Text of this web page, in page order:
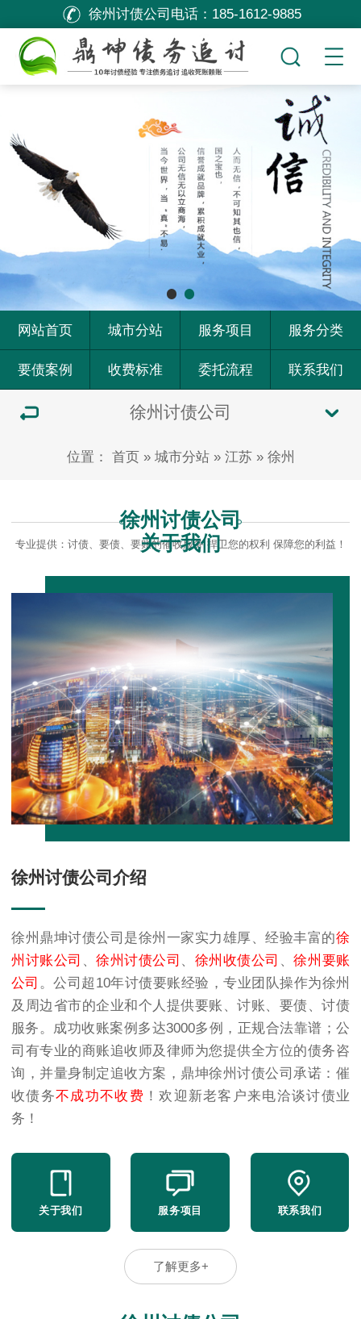
网站首页 城市分站 服务项目 服务分类
要债案例 收费标准 委托流程 联系我们
徐州讨债公司电话： 185-1612-9885
徐州讨债公司
位置： 首页» 城市分站» 江苏» 徐州
徐州讨债公司
关于我们
专业提供：讨债、要债、要账的催收服务 捍卫您的权利 保障您的利益！
徐州讨债公司介绍
徐州鼎坤讨债公司是徐州一家实力雄厚、经验丰富的徐
州讨账公司 、徐州讨债公司 、 徐州收债公司 、徐州要账
公司 。公司超10年讨债要账经验，专业团队操作为徐州
及周边省市的企业和个人提供要账、讨账、要债、讨债
服务。成功收账案例多达3000多例，正规合法靠谱；公
司有专业的商账追收师及律师为您提供全方位的债务咨
询，并量身制定追收方案，鼎坤徐州讨债公司承诺：催
收债务不成功不收费 ！欢迎新老客户来电洽谈讨债业
务！
关于我们 服务项目 联系我们
了解更多+